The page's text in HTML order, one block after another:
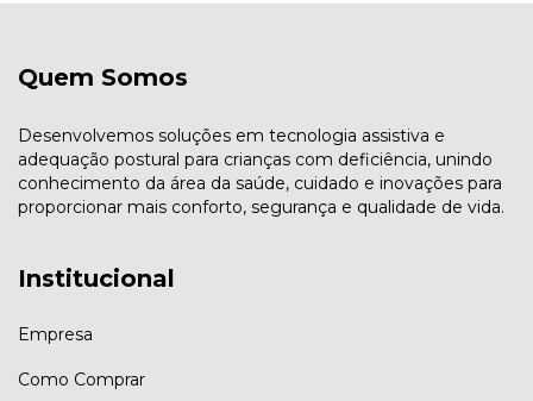
Quem Somos
Desenvolvemos soluções em tecnologia assistiva e
adequação postural para crianças com deficiência, unindo
conhecimento da área da saúde, cuidado e inovações para
proporcionar mais conforto, segurança e qualidade de vida.
Institucional
Empresa
Como Comprar